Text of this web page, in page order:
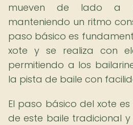
mueven de lado a
manteniendo un ritmo
paso básico es
xote y se realiza con
permitiendo a los
la pista de baile con
El paso básico del xote
de este baile tradicional y